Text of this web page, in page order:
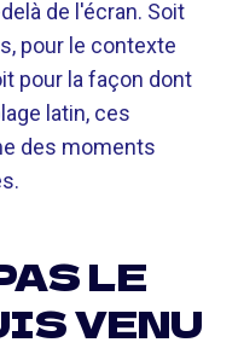
de l'écran. Soit
pour le contexte
pour la façon dont
latin, ces
des moments
LE
VENU